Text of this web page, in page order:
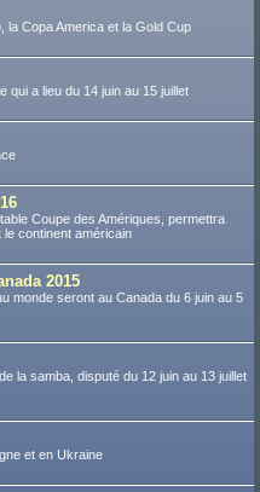
la Copa America et la Gold Cup
qui a lieu du 14 juin au 15 juillet
Coupe des Amériques, permettra
continent américain
2015
monde seront au Canada du 6 juin au 5
la samba, disputé du 12 juin au 13 juillet
et en Ukraine